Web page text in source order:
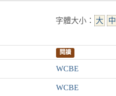
字體大小： 大 中
閱讀
WCBE
WCBE